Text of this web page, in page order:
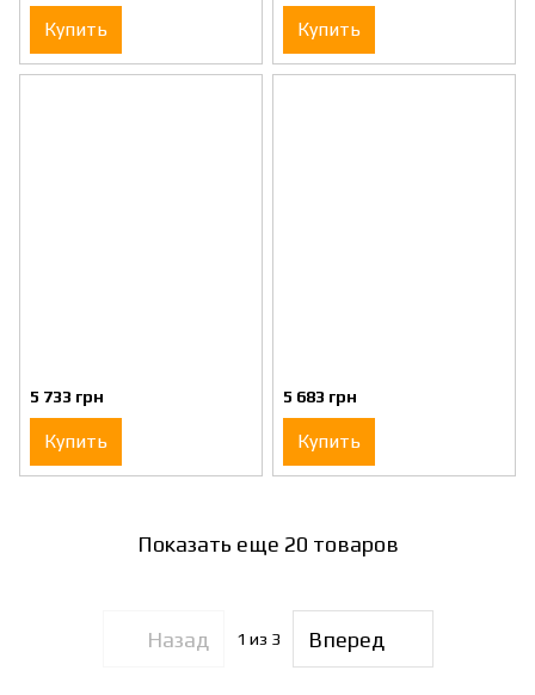
Купить Купить
5 733 грн
Купить
5 683 грн
Купить
Показать еще 20 товаров
Назад 1 из 3 Вперед